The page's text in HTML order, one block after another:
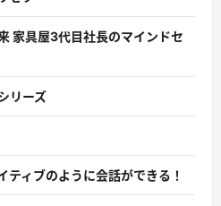
家具屋3代目社長のマインドセ
リーズ
ティブのように会話ができる！